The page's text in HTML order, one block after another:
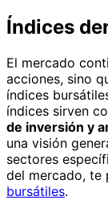
Índices
El mercado
acciones, sino
índices
índices sirven
de inversión y
una visión
sectores
del mercado, te
bursátiles.